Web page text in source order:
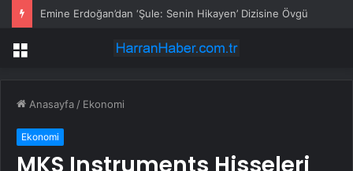
Emine Erdoğan’dan ‘Şule: Senin Hikayen’ Dizisine Övgü
Menü
Anasayfa / Ekonomi
Ekonomi